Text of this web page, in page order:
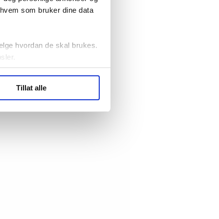
som bruker dine data
hvordan de skal brukes.
statistikk.
Tillat alle